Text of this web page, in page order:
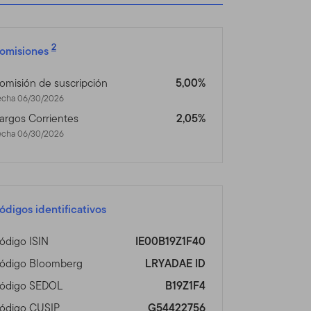
2
de suscripción
06/30/2026
5,00%
Corrientes
06/30/2026
2,05%
identificativos
ISIN
IE00B19Z1F40
Bloomberg
LRYADAE ID
SEDOL
B19Z1F4
CUSIP
G54422756
por favor visite
acción o bono, o
oferta, compra o venta
las restricciones de
asesor profesional.
en Línea
haya acordado lo
Franklin Templeton
Franklin Templeton que